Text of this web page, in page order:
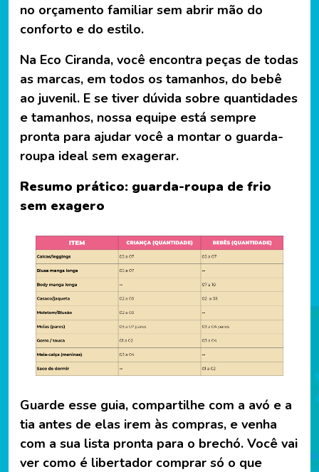
no orçamento familiar sem abrir mão do
conforto e do estilo.
Na Eco Ciranda, você encontra peças de todas
as marcas, em todos os tamanhos, do bebê
ao juvenil. E se tiver dúvida sobre quantidades
e tamanhos, nossa equipe está sempre
pronta para ajudar você a montar o guarda-
roupa ideal sem exagerar.
Resumo prático: guarda-roupa de frio
sem exagero
Guarde esse guia, compartilhe com a avó e a
tia antes de elas irem às compras, e venha
com a sua lista pronta para o brechó. Você vai
ver como é libertador comprar só o que